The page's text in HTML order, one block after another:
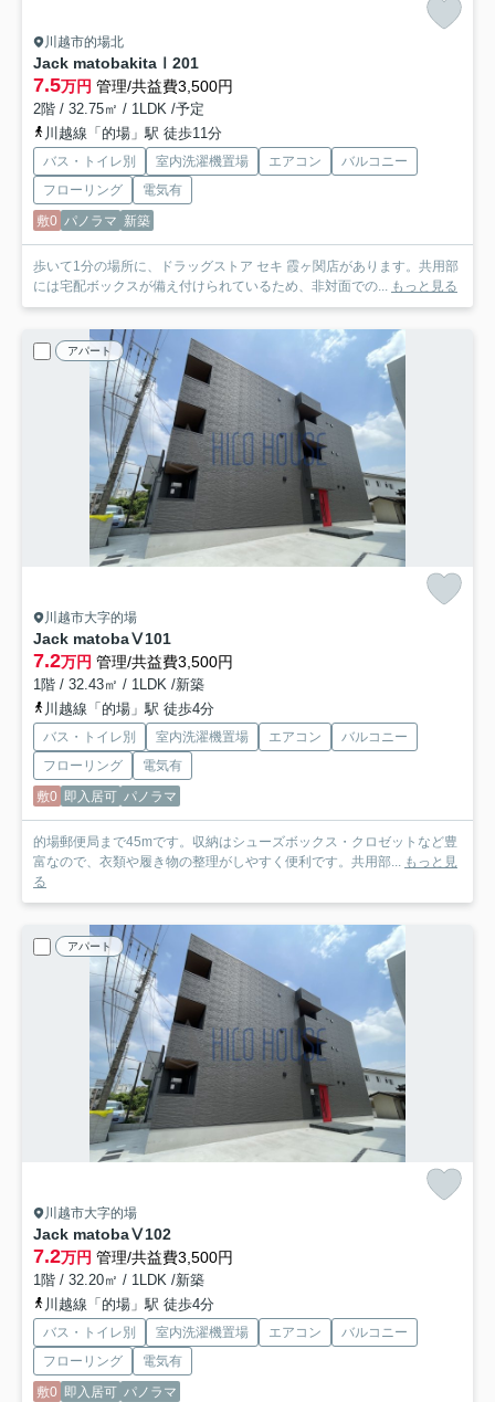
川越市的場北
Jack matobakitaⅠ 201
7.5万円 管理/共益費3,500円
2階 / 32.75㎡ / 1LDK /予定
川越線「的場」駅 徒歩11分
バス・トイレ別 室内洗濯機置場 エアコン
バルコニー
フローリング
電気有
敷0 パノラマ 新築
歩いて1分の場所に、ドラッグストア セキ 霞ヶ関店があります。共用部
には宅配ボックスが備え付けられているため、非対面での... もっと見る
アパート
川越市大字的場
Jack matobaⅤ101
7.2万円 管理/共益費3,500円
1階 / 32.43㎡ / 1LDK /新築
川越線「的場」駅 徒歩4分
バス・トイレ別 室内洗濯機置場 エアコン
バルコニー
フローリング
電気有
敷0 即入居可 パノラマ
的場郵便局まで45mです。収納はシューズボックス・クロゼットなど豊
富なので、衣類や履き物の整理がしやすく便利です。共用部... もっと見
る
アパート
川越市大字的場
Jack matobaⅤ102
7.2万円 管理/共益費3,500円
1階 / 32.20㎡ / 1LDK /新築
川越線「的場」駅 徒歩4分
バス・トイレ別 室内洗濯機置場 エアコン
バルコニー
フローリング
電気有
敷0 即入居可 パノラマ